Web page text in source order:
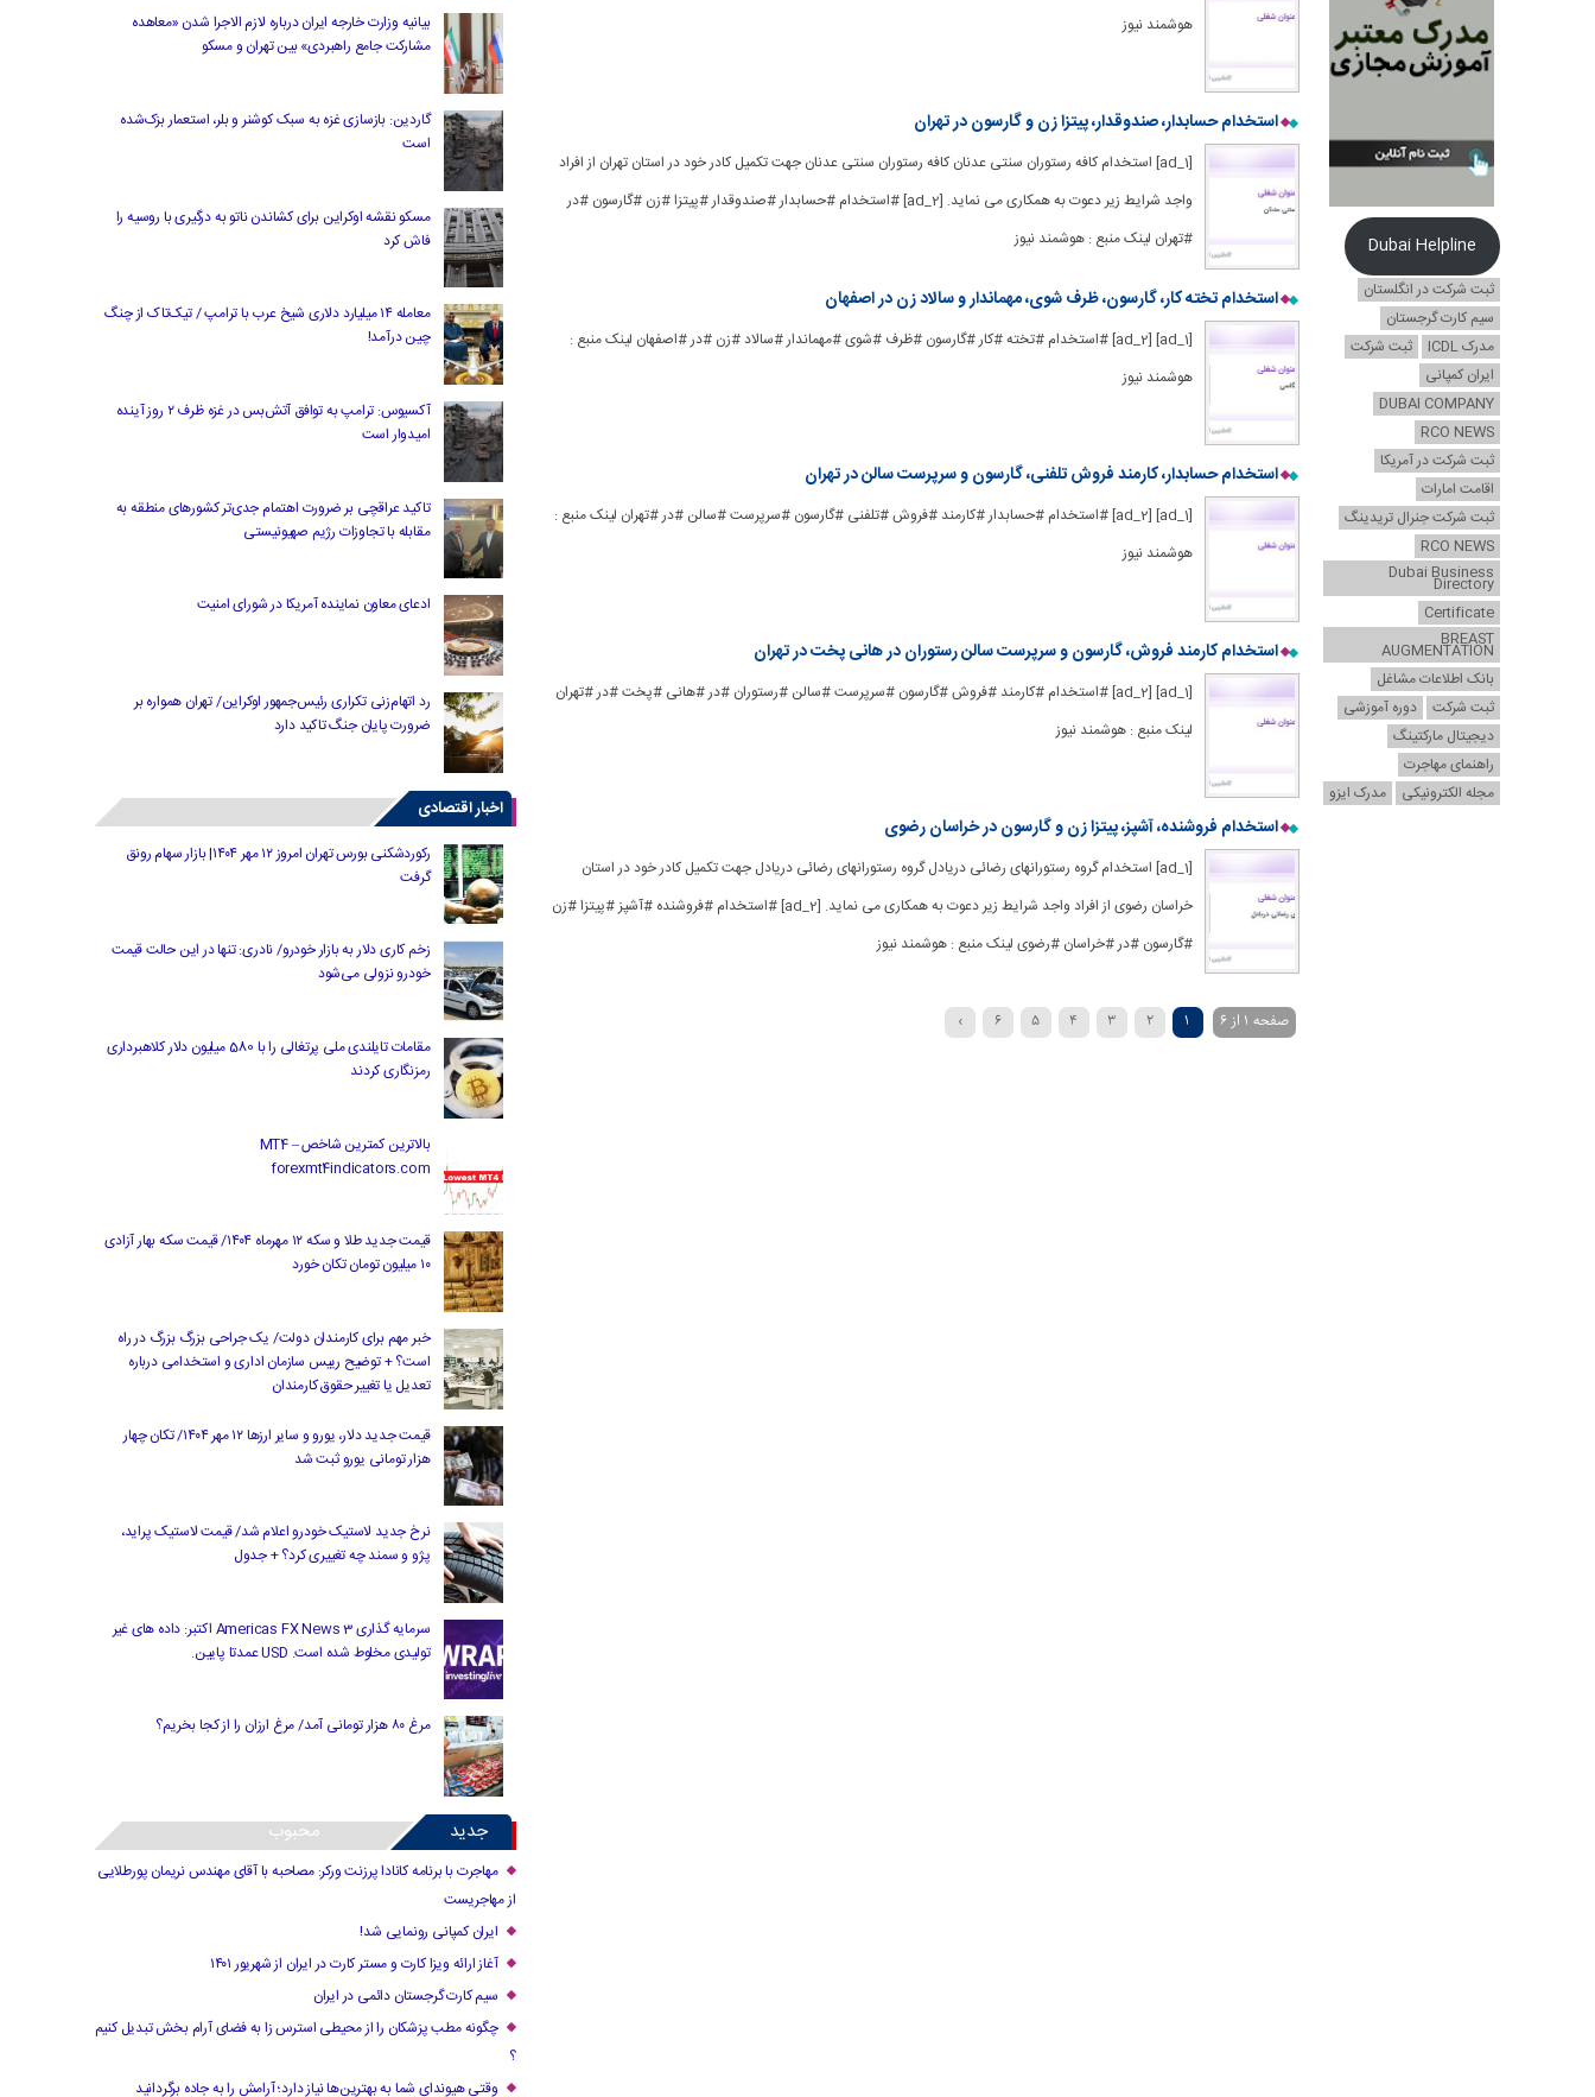
هوشمند نیوز
استخدام حسابدار، صندوقدار، پیتزا زن و گارسون در تهران
[ad_1] استخدام کافه رستوران سنتی عدنان کافه رستوران سنتی عدنان جهت تکمیل کادر خود در استان تهران از افراد
واجد شرایط زیر دعوت به همکاری می نماید. [ad_2] #استخدام #حسابدار #صندوقدار #پیتزا #زن #گارسون #در
#تهران لینک منبع : هوشمند نیوز
استخدام تخته کار، گارسون، ظرف شوی، مهماندار و سالاد زن در اصفهان
[ad_1] [ad_2] #استخدام #تخته #کار #گارسون #ظرف #شوی #مهماندار #سالاد #زن #در #اصفهان لینک منبع :
هوشمند نیوز
استخدام حسابدار، کارمند فروش تلفنی، گارسون و سرپرست سالن در تهران
[ad_1] [ad_2] #استخدام #حسابدار #کارمند #فروش #تلفنی #گارسون #سرپرست #سالن #در #تهران لینک منبع :
هوشمند نیوز
استخدام کارمند فروش، گارسون و سرپرست سالن رستوران در هانی پخت در تهران
[ad_1] [ad_2] #استخدام #کارمند #فروش #گارسون #سرپرست #سالن #رستوران #در #هانی #پخت #در #تهران
لینک منبع : هوشمند نیوز
استخدام فروشنده، آشپز، پیتزا زن و گارسون در خراسان رضوی
[ad_1] استخدام گروه رستورانهای رضائی دریادل گروه رستورانهای رضائی دریادل جهت تکمیل کادر خود در استان
خراسان رضوی از افراد واجد شرایط زیر دعوت به همکاری می نماید. [ad_2] #استخدام #فروشنده #آشپز #پیتزا #زن
#گارسون #در #خراسان #رضوی لینک منبع : هوشمند نیوز
صفحه 1 از 6 1
2
3
4
5
6
›
Dubai Helpline
ثبت شرکت در انگلستان
سیم کارت گرجستان
مدرک ICDL
ثبت شرکت
ایران کمپانی
DUBAI COMPANY
RCO NEWS
ثبت شرکت در آمریکا
اقامت امارات
ثبت شرکت جنرال تریدینگ
RCO NEWS
Dubai Business
Directory
Certificate
BREAST
AUGMENTATION
بانک اطلاعات مشاغل
ثبت شرکت
دوره آموزشی
دیجیتال مارکتینگ
راهنمای مهاجرت
مجله الکترونیکی
مدرک ایزو
بیانیه وزارت خارجه ایران درباره لازم‌ الاجرا شدن «معاهده
مشارکت جامع راهبردی» بین تهران و مسکو
گاردین: بازسازی غزه به سبک کوشنر و بلر، استعمار بزک‌شده
است
مسکو نقشه اوکراین برای کشاندن ناتو به درگیری با روسیه را
فاش کرد
معامله ۱۴ میلیارد دلاری شیخ عرب با ترامپ / تیک‌تاک از چنگ
چین درآمد!
آکسیوس: ترامپ به توافق آتش‌بس در غزه ظرف ۲ روز آینده
امیدوار است
تاکید عراقچی بر ضرورت اهتمام جدی‌تر کشورهای منطقه به
مقابله با تجاوزات رژیم صهیونیستی
ادعای معاون نماینده آمریکا در شورای امنیت
رد اتهام‌زنی تکراری رئیس‌جمهور اوکراین/ تهران همواره بر
ضرورت پایان جنگ تاکید دارد
اخبار اقتصادی
رکوردشکنی بورس تهران امروز ۱۲ مهر ۱۴۰۴| بازار سهام رونق
گرفت
زخم کاری دلار به بازار خودرو/ نادری: تنها در این حالت قیمت
خودرو نزولی می‌شود
مقامات تایلندی ملی پرتغالی را با 580 میلیون دلار کلاهبرداری
رمزنگاری کردند
بالاترین کمترین شاخص MT4 –
forexmt4indicators.com
قیمت جدید طلا و سکه ۱۲ مهرماه ۱۴۰۴/ قیمت سکه بهار آزادی
۱۰ میلیون تومان تکان خورد
خبر مهم برای کارمندان دولت/ یک جراحی بزرگ بزرگ در راه
است؟ + توضیح رییس سازمان اداری و استخدامی درباره
تعدیل یا تغییر حقوق کارمندان
قیمت جدید دلار، یورو و سایر ارزها ۱۲ مهر ۱۴۰۴/ تکان چهار
هزار تومانی یورو ثبت شد
نرخ جدید لاستیک خودرو اعلام شد/ قیمت لاستیک پراید،
پژو و سمند چه تغییری کرد؟ + جدول
سرمایه گذاری Americas FX News 3 اکتبر: داده های غیر
تولیدی مخلوط شده است. USD عمدتا پایین.
مرغ ۸۰ هزار تومانی آمد/ مرغ ارزان را از کجا بخریم؟
جدید محبوب
مهاجرت با برنامه کانادا پرزنت ورکر: مصاحبه با آقای مهندس نریمان پورطلایی
از مهاجریست
ایران کمپانی رونمایی شد!
آغاز ارائه ویزا کارت و مستر کارت در ایران از شهریور ۱۴۰۱
سیم کارت گرجستان دائمی در ایران
چگونه مطب پزشکان را از محیطی استرس زا به فضای آرام بخش تبدیل کنیم
؟
وقتی هیوندای شما به بهترین‌ها نیاز دارد؛ آرامش را به جاده برگردانید